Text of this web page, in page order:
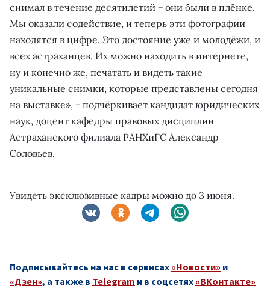
снимал в течение десятилетий − они были в плёнке.
Мы оказали содействие, и теперь эти фотографии
находятся в цифре. Это достояние уже и молодёжи, и
всех астраханцев. Их можно находить в интернете,
ну и конечно же, печатать и видеть такие
уникальные снимки, которые представлены сегодня
на выставке», − подчёркивает кандидат юридических
наук, доцент кафедры правовых дисциплин
Астраханского филиала РАНХиГС Александр
Соловьев.
Увидеть эксклюзивные кадры можно до 3 июня.
Подписывайтесь на нас в сервисах «Новости» и
«Дзен», а также в Telegram и в соцсетях «ВКонтакте»